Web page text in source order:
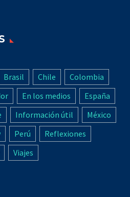
Brasil Chile
Colombia
En los medios
España
Información útil
México
Perú
Reflexiones
Viajes